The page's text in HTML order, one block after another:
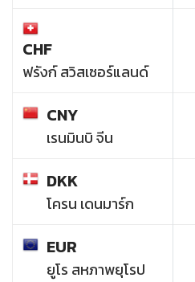
CHF
ฟรังก์ สวิสเซอร์แลนด์
CNY
เรนมินบิ จีน
DKK
โครน เดนมาร์ก
EUR
ยูโร สหภาพยุโรป